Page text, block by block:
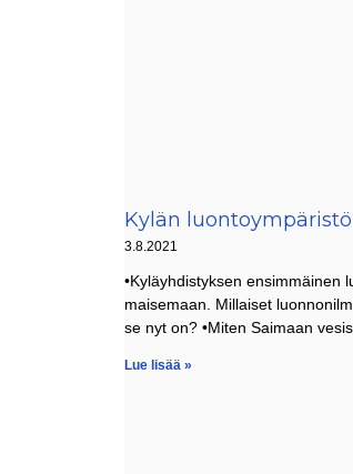
Kylän
3.8.2021
•Kyläyhdistyksen ensimmäinen
maisemaan. Millaiset
se nyt on? •Miten Saimaan
Lue lisää »